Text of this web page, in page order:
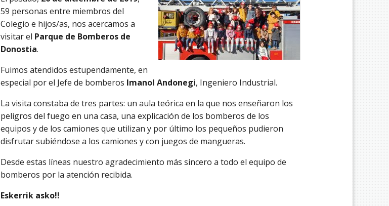
59 personas entre miembros del
Colegio e hijos/as, nos acercamos a
visitar el Parque de Bomberos de
Donostia.
Fuimos atendidos estupendamente, en
especial por el Jefe de bomberos Imanol Andonegi, Ingeniero Industrial.
La visita constaba de tres partes: un aula teórica en la que nos enseñaron los
peligros del fuego en una casa, una explicación de los bomberos de los
equipos y de los camiones que utilizan y por último los pequeños pudieron
disfrutar subiéndose a los camiones y con juegos de mangueras.
Desde estas líneas nuestro agradecimiento más sincero a todo el equipo de
bomberos por la atención recibida.
Eskerrik asko!!